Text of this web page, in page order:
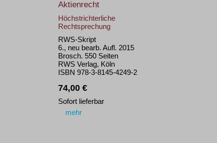
Aktienrecht
Höchstrichterliche
Rechtsprechung
RWS-Skript
6., neu bearb. Aufl. 2015
Brosch. 550 Seiten
RWS Verlag, Köln
ISBN 978-3-8145-4249-2
74,00 €
Sofort lieferbar
mehr